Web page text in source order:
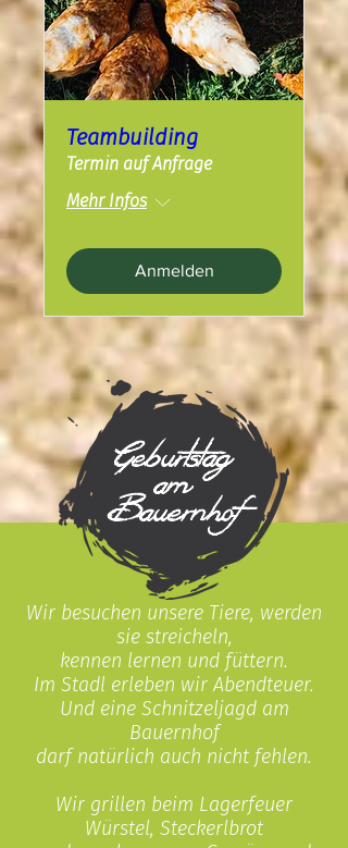
Teambuilding
Termin auf Anfrage
Mehr Infos
Anmelden
Wir besuchen unsere Tiere, werden
sie streicheln,
kennen lernen und füttern.
Im Stadl erleben wir Abendteuer.
Und eine Schnitzeljagd am
Bauernhof
darf natürlich auch nicht fehlen.
Wir grillen beim Lagerfeuer
Würstel, Steckerlbrot
Geburtstag
am
Bauernhof